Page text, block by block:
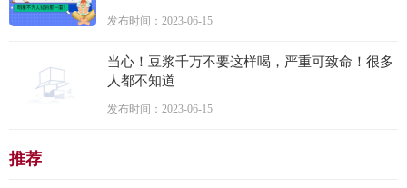
发布时间：2023-06-15
当心！豆浆千万不要这样喝，严重可致命！很多
人都不知道
发布时间：2023-06-15
推荐